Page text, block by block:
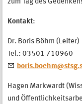
zum Tag des
Kontakt:
Dr. Boris Böhm (Leiter)
Tel.: 03501 710960
Hagen Markwardt (
und